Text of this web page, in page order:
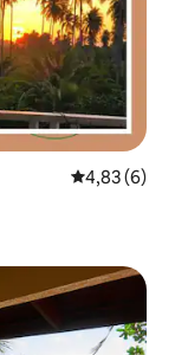
Середня
4,83 (6)